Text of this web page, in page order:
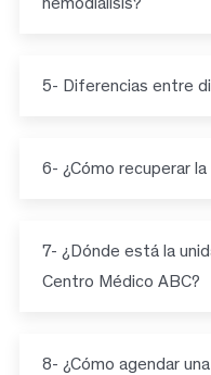
5- Diferencias entre
6- ¿Cómo recuperar
7- ¿Dónde está la
Centro Médico ABC?
8- ¿Cómo agendar